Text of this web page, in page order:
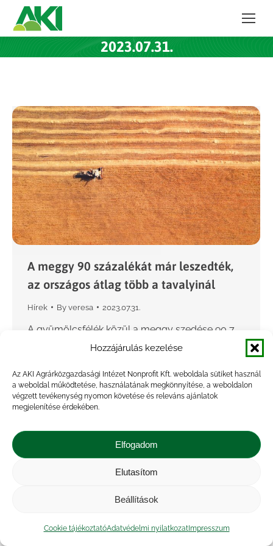
Hozzájárulás kezelése
Az AKI Agrárközgazdasági Intézet Nonprofit Kft. weboldala sütiket használ
a weboldal működtetése, használatának megkönnyítése, a weboldalon
végzett tevékenység nyomon követése és releváns ajánlatok
megjelenítése érdekében.
Elfogadom
Elutasítom
Beállítások
Cookie tájékoztatóAdatvédelmi nyilatkozatImpresszum
2023.07.31.
A meggy 90 százalékát már leszedték,
az országos átlag több a tavalyinál
Hírek By veresa 2023.07.31.
A gyümölcsfélék közül a meggy szedése 90,7
százalékos készültséget mutatott július 16-án.
százalékkal több, 6,7 tonna/hektár volt. Az egy
hektárra jutó termésmennyiség Nógrád,…